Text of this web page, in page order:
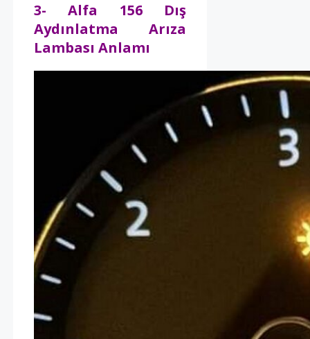
3- Alfa 156 Dış
Aydınlatma Arıza
Lambası Anlamı